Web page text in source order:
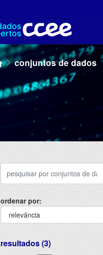
conjuntos de dados
ordenar por
resultados (3)